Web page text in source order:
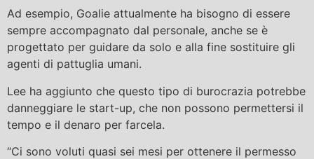
Ad esempio, Goalie attualmente ha bisogno di essere
sempre accompagnato dal personale, anche se è
progettato per guidare da solo e alla fine sostituire gli
agenti di pattuglia umani.
Lee ha aggiunto che questo tipo di burocrazia potrebbe
danneggiare le start-up, che non possono permettersi il
tempo e il denaro per farcela.
“Ci sono voluti quasi sei mesi per ottenere il permesso